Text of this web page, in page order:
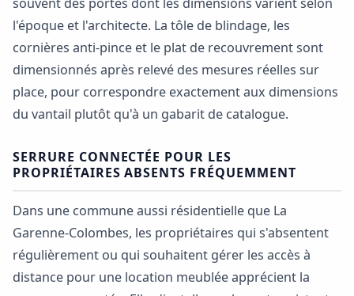
l'époque et l'architecte. La tôle de blindage, les
cornières anti-pince et le plat de recouvrement sont
dimensionnés après relevé des mesures réelles sur
place, pour correspondre exactement aux dimensions
du vantail plutôt qu'à un gabarit de catalogue.
SERRURE CONNECTÉE POUR LES
PROPRIÉTAIRES ABSENTS FRÉQUEMMENT
Dans une commune aussi résidentielle que La
Garenne-Colombes, les propriétaires qui s'absentent
régulièrement ou qui souhaitent gérer les accès à
distance pour une location meublée apprécient la